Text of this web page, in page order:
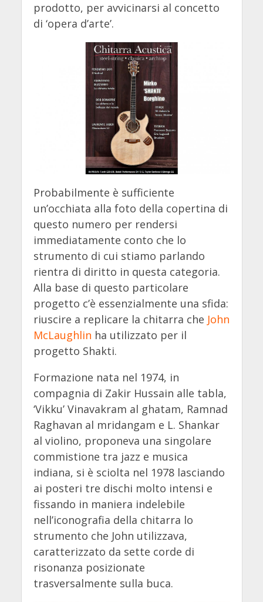
prodotto, per avvicinarsi al concetto
di ‘opera d’arte’.
Probabilmente è sufficiente
un’occhiata alla foto della copertina di
questo numero per rendersi
immediatamente conto che lo
strumento di cui stiamo parlando
rientra di diritto in questa categoria.
Alla base di questo particolare
progetto c’è essenzialmente una sfida:
riuscire a replicare la chitarra che John
McLaughlin ha utilizzato per il
progetto Shakti.
Formazione nata nel 1974, in
compagnia di Zakir Hussain alle tabla,
‘Vikku’ Vinavakram al ghatam, Ramnad
Raghavan al mridangam e L. Shankar
al violino, proponeva una singolare
commistione tra jazz e musica
indiana, si è sciolta nel 1978 lasciando
ai posteri tre dischi molto intensi e
fissando in maniera indelebile
nell’iconografia della chitarra lo
strumento che John utilizzava,
caratterizzato da sette corde di
risonanza posizionate
trasversalmente sulla buca.